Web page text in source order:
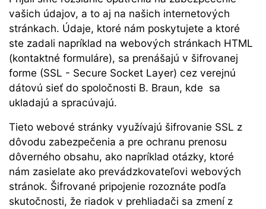
vašich údajov, a to aj na našich internetových
stránkach. Údaje, ktoré nám poskytujete a ktoré
ste zadali napríklad na webových stránkach HTML
(kontaktné formuláre), sa prenášajú v šifrovanej
forme (SSL - Secure Socket Layer) cez verejnú
dátovú sieť do spoločnosti B. Braun, kde sa
ukladajú a spracúvajú.
Tieto webové stránky využívajú šifrovanie SSL z
dôvodu zabezpečenia a pre ochranu prenosu
dôverného obsahu, ako napríklad otázky, ktoré
nám zasielate ako prevádzkovateľovi webových
stránok. Šifrované pripojenie rozoznáte podľa
skutočnosti, že riadok v prehliadači sa zmení z